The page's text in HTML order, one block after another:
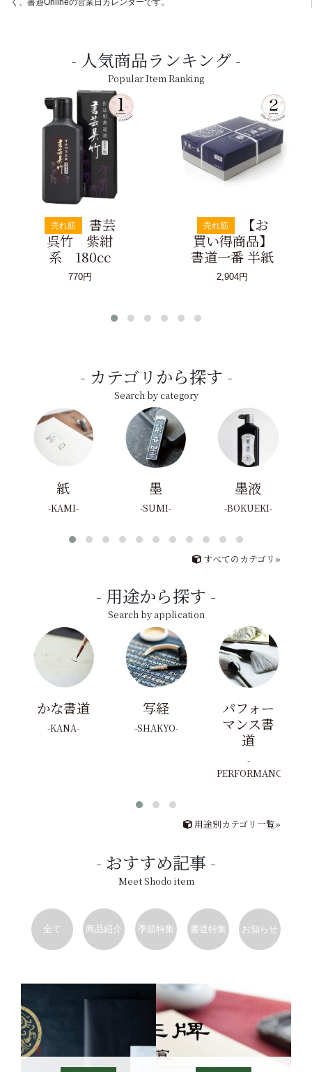
人気商品ランキング
Popular Item Ranking
売れ筋
書芸
呉竹 紫紺
系 180cc
770円
売れ筋
【お
買い得商品】
書道一番 半紙
2,904円
カテゴリから探す
Search by category
紙
KAMI
墨
SUMI
墨液
BOKUEKI
すべてのカテゴリ»
用途から探す
Search by application
かな書道
KANA
写経
SHAKYO
パフォー
マンス書
道
PERFORMANCE
用途別カテゴリ一覧»
おすすめ記事
Meet Shodo item
全て 商品紹介 季節特集 書道特集 お知らせ